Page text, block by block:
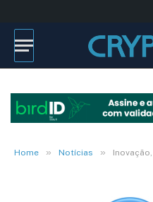
Home » Notícias » Inovação,